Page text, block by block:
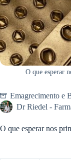
O que esperar
Emagrecimento e
Dr Riedel -
O que esperar nos